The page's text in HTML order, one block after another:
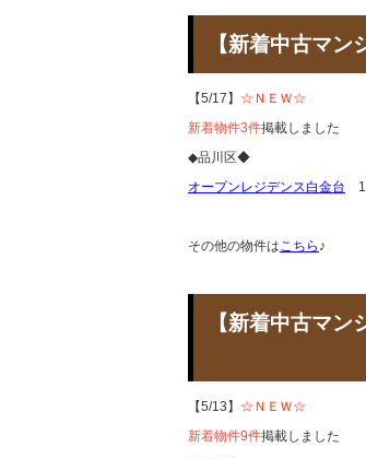
【新着中古マ
【5/17】 ☆ＮＥＷ☆
新着物件3件掲載しました
◆品川区◆
オープンレジデンス白金台
その他の物件はこちら ♪
【新着中古マ
【5/13】 ☆ＮＥＷ☆
新着物件9件掲載しました